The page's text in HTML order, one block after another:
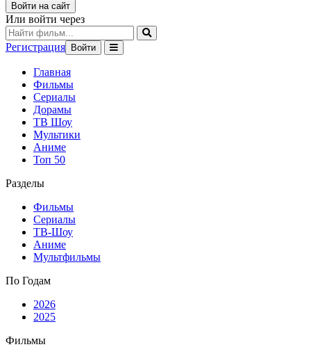
Войти на сайт
Или войти через
Регистрация Войти
Главная
Фильмы
Сериалы
Дорамы
ТВ Шоу
Мультики
Аниме
Топ 50
Разделы
Фильмы
Сериалы
ТВ-Шоу
Аниме
Мультфильмы
По Годам
2026
2025
Фильмы